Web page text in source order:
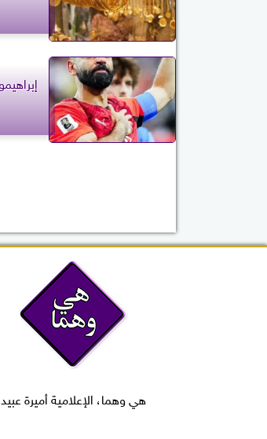
هي وهما، الإعلامية أميرة عبيد